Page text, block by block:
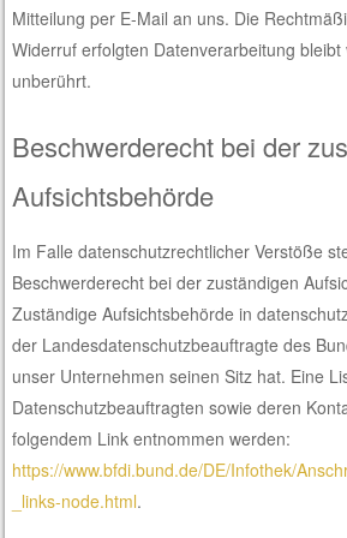
Mitteilung per E-Mail an uns. Die
Widerruf erfolgten Datenverarbeitung
unberührt.
Beschwerderecht bei der
Aufsichtsbehörde
Im Falle datenschutzrechtlicher Verstöße
Beschwerderecht bei der zuständigen
Zuständige Aufsichtsbehörde in
der Landesdatenschutzbeauftragte des
unser Unternehmen seinen Sitz hat. Eine
Datenschutzbeauftragten sowie deren
folgendem Link entnommen werden:
https://www.bfdi.bund.de/DE/Infothek/
_links-node.html.